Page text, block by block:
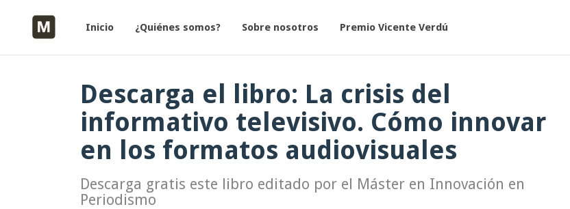
Inicio ¿Quiénes somos? Sobre nosotros Premio Vicente Verdú
Descarga el libro: La crisis del
informativo televisivo. Cómo innovar
en los formatos audiovisuales
Descarga gratis este libro editado por el Máster en Innovación en
Periodismo